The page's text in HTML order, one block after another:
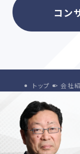
コン
トップ 会社